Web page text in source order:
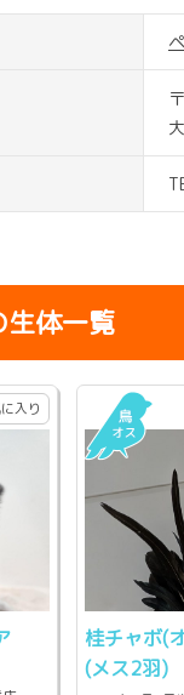
生体一覧
入り
桂チャボ(
(メス2羽)